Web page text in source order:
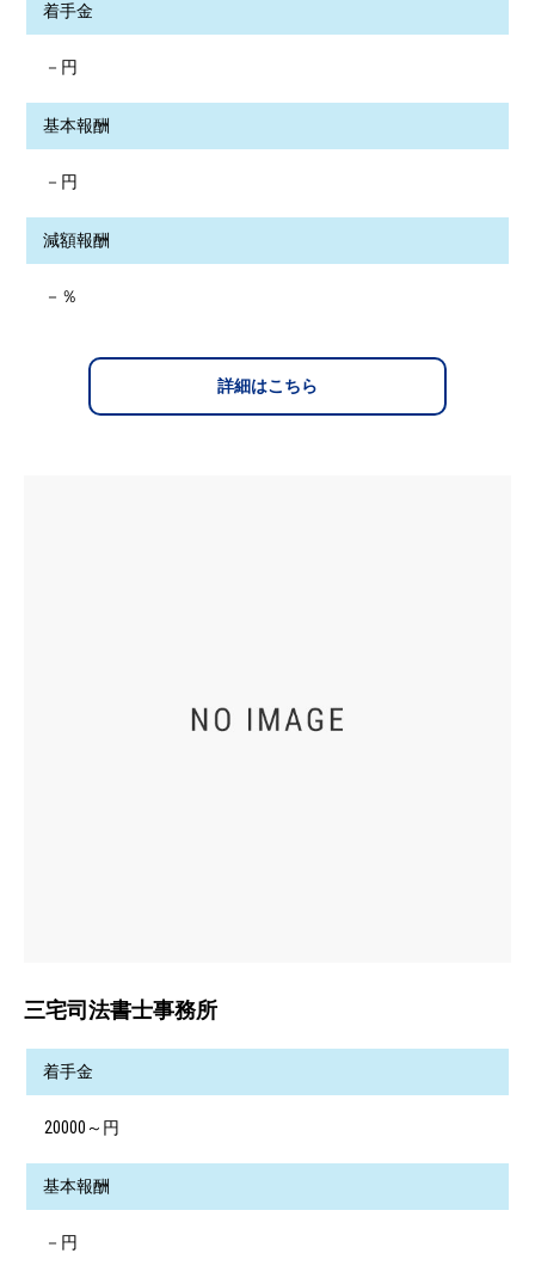
着手金
－円
基本報酬
－円
減額報酬
－％
詳細はこちら
三宅司法書士事務所
着手金
20000～円
基本報酬
－円